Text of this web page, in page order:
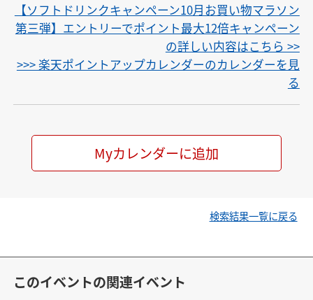
【ソフトドリンクキャンペーン10月お買い物マラソン
第三弾】エントリーでポイント最大12倍キャンペーン
の詳しい内容はこちら >>
>>> 楽天ポイントアップカレンダーのカレンダーを見
る
Myカレンダーに追加
検索結果一覧に戻る
このイベントの関連イベント